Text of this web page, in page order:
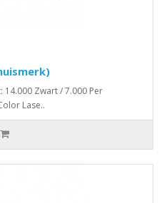
14.000 Zwart / 7.000 Per
Lase..